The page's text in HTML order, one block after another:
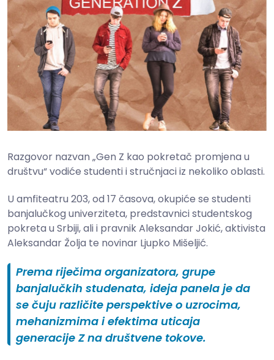
Razgovor nazvan „Gen Z kao pokretač promjena u
društvu“ vodiće studenti i stručnjaci iz nekoliko oblasti.
U amfiteatru 203, od 17 časova, okupiće se studenti
banjalučkog univerziteta, predstavnici studentskog
pokreta u Srbiji, ali i pravnik Aleksandar Jokić, aktivista
Aleksandar Žolja te novinar Ljupko Mišeljić.
Prema riječima organizatora, grupe
banjalučkih studenata, ideja panela je da
se čuju različite perspektive o uzrocima,
mehanizmima i efektima uticaja
generacije Z na društvene tokove.